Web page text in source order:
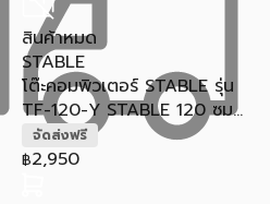
สินค้าหมด
STABLE
โต๊ะคอมพิวเตอร์ STABLE รุ่น
TF-120-Y STABLE 120 ซม...
จัดส่งฟรี
฿2,950